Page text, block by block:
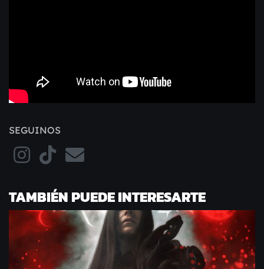
SEGUINOS
TAMBIÉN PUEDE INTERESARTE